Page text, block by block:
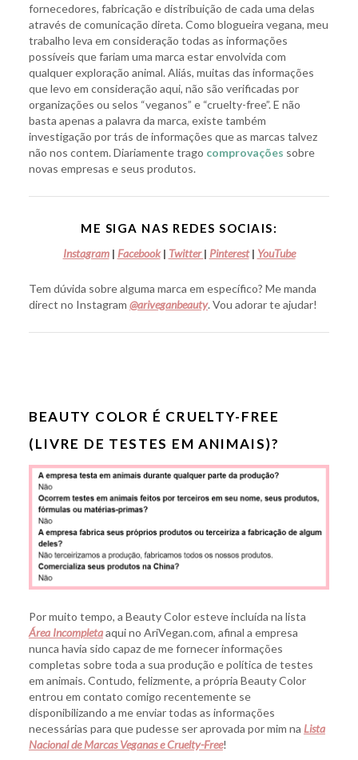
fornecedores, fabricação e distribuição de cada uma delas
através de comunicação direta. Como blogueira vegana, meu
trabalho leva em consideração todas as informações
possíveis que fariam uma marca estar envolvida com
qualquer exploração animal. Aliás, muitas das informações
que levo em consideração aqui, não são verificadas por
organizações ou selos “veganos” e “cruelty-free”. E não
basta apenas a palavra da marca, existe também
investigação por trás de informações que as marcas talvez
não nos contem. Diariamente trago comprovações sobre
novas empresas e seus produtos.
ME SIGA NAS REDES SOCIAIS:
Instagram| Facebook| Twitter| Pinterest| YouTube
Tem dúvida sobre alguma marca em específico? Me manda
direct no Instagram @ariveganbeauty. Vou adorar te ajudar!
BEAUTY COLOR É CRUELTY-FREE
(LIVRE DE TESTES EM ANIMAIS)?
Por muito tempo, a Beauty Color esteve incluída na lista
Área Incompletaaqui no AriVegan.com, afinal a empresa
nunca havia sido capaz de me fornecer informações
completas sobre toda a sua produção e política de testes
em animais. Contudo, felizmente, a própria Beauty Color
entrou em contato comigo recentemente se
disponibilizando a me enviar todas as informações
necessárias para que pudesse ser aprovada por mim na Lista
Nacional de Marcas Veganas e Cruelty-Free!